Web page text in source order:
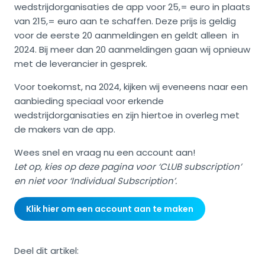
wedstrijdorganisaties de app voor 25,= euro in plaats
van 215,= euro aan te schaffen. Deze prijs is geldig
voor de eerste 20 aanmeldingen en geldt alleen in
2024. Bij meer dan 20 aanmeldingen gaan wij opnieuw
met de leverancier in gesprek.
Voor toekomst, na 2024, kijken wij eveneens naar een
aanbieding speciaal voor erkende
wedstrijdorganisaties en zijn hiertoe in overleg met
de makers van de app.
Wees snel en vraag nu een account aan!
Let op, kies op deze pagina voor ‘CLUB subscription’
en niet voor ‘Individual Subscription’.
Klik hier om een account aan te maken
Deel dit artikel: